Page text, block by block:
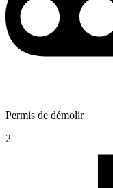
Permis de démolir
2